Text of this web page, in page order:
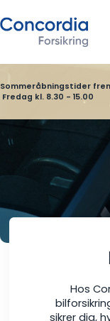
Sommeråbningstider
Fredag kl. 8.30 - 15.00
Hos
sikrer dig,